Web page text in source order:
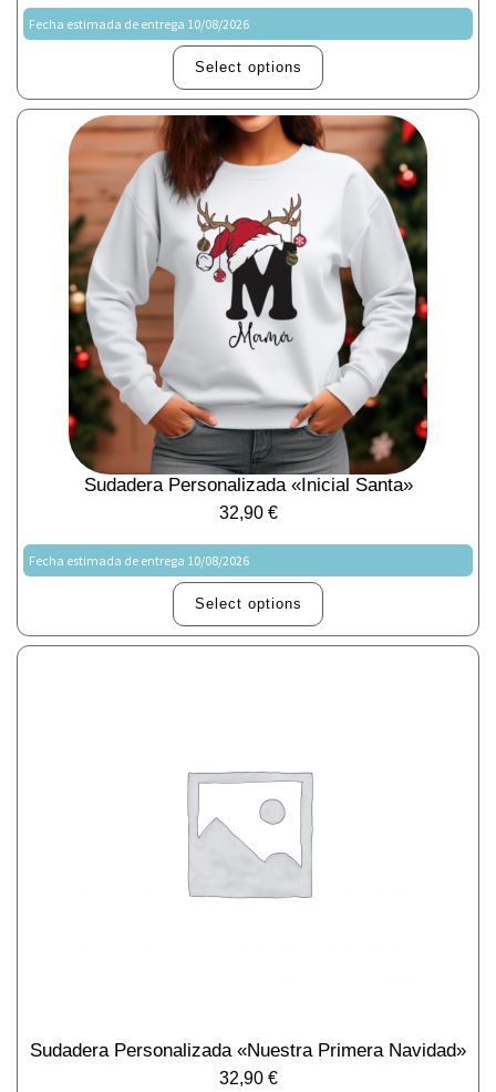
Fecha estimada de entrega 10/08/2026
Select options
Sudadera Personalizada «Inicial Santa»
32,90 €
Fecha estimada de entrega 10/08/2026
Select options
Sudadera Personalizada «Nuestra Primera Navidad»
32,90 €